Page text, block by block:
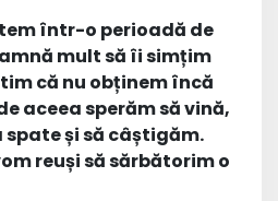
într-o perioadă de
mult să îi simțim
că nu obținem încă
aceea sperăm să vină,
spate și să câștigăm.
reuși să sărbătorim o